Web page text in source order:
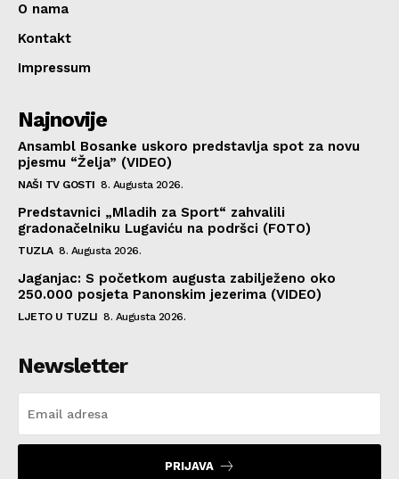
O nama
Kontakt
Impressum
Najnovije
Ansambl Bosanke uskoro predstavlja spot za novu
pjesmu “Želja” (VIDEO)
NAŠI TV GOSTI 8. Augusta 2026.
Predstavnici „Mladih za Sport“ zahvalili
gradonačelniku Lugaviću na podršci (FOTO)
TUZLA 8. Augusta 2026.
Jaganjac: S početkom augusta zabilježeno oko
250.000 posjeta Panonskim jezerima (VIDEO)
LJETO U TUZLI 8. Augusta 2026.
Newsletter
PRIJAVA